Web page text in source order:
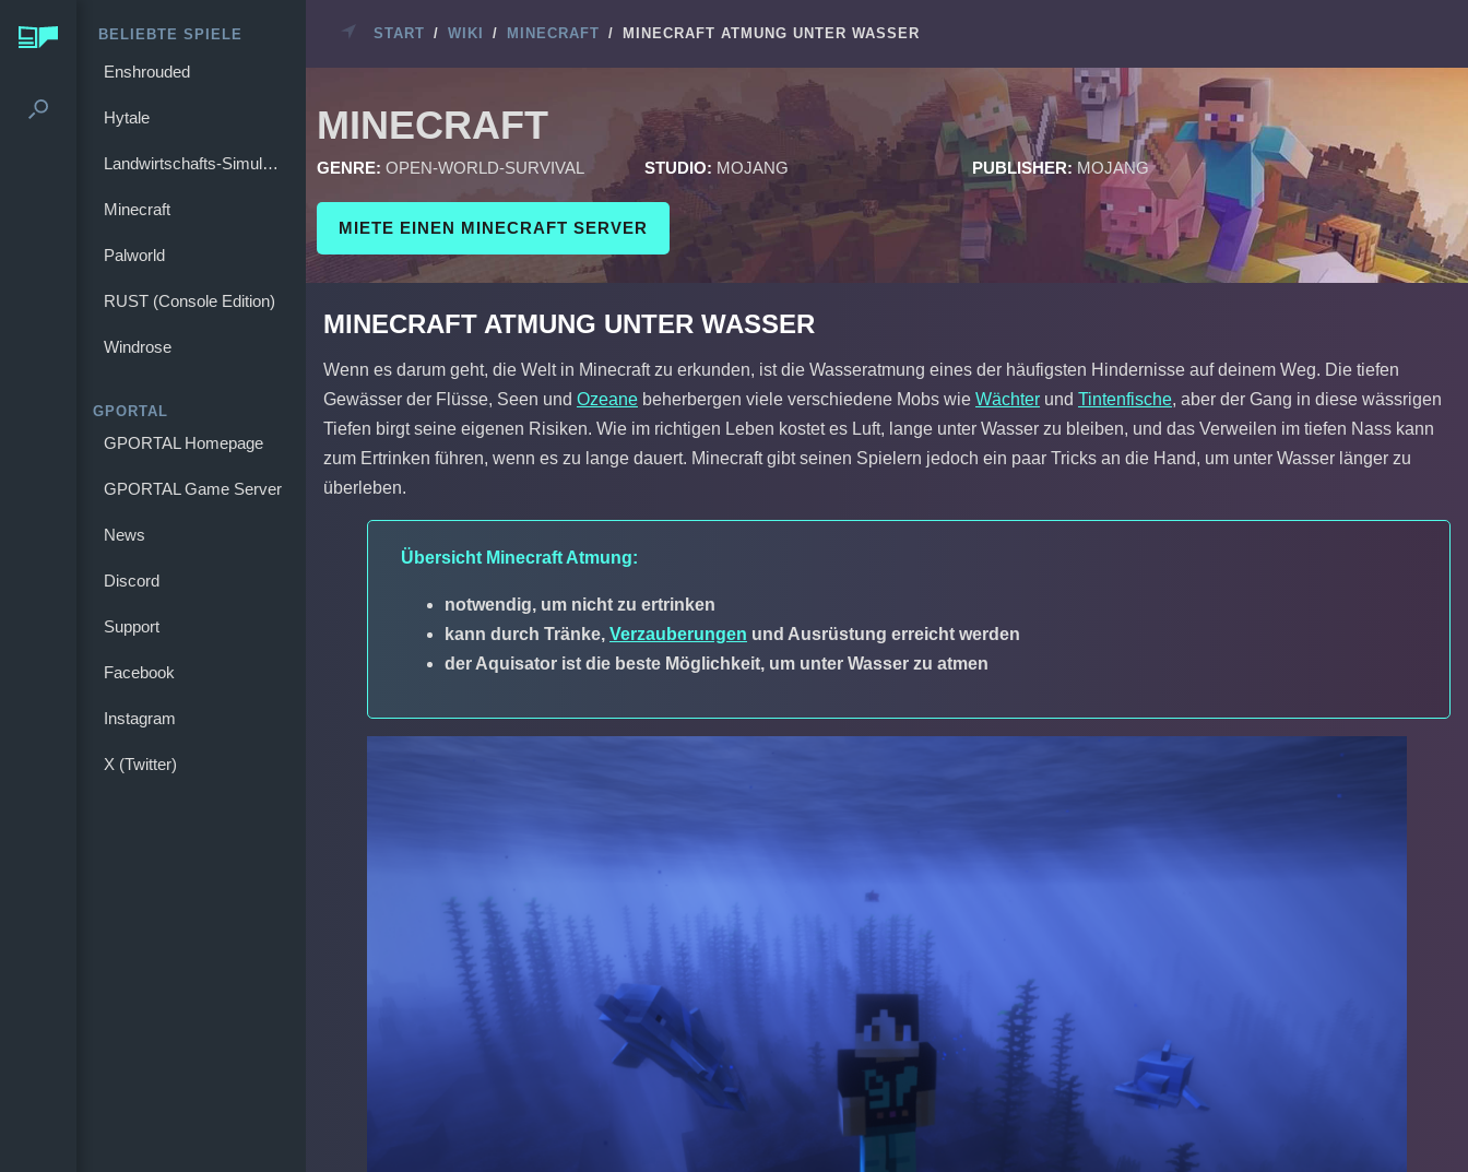
BELIEBTE SPIELE
Enshrouded
Hytale
Landwirtschafts-Simulator 25
Minecraft
Palworld
RUST (Console Edition)
Windrose
GPORTAL
GPORTAL Homepage
GPORTAL Game Server
News
Discord
Support
Facebook
Instagram
X (Twitter)
START / WIKI / MINECRAFT / MINECRAFT ATMUNG UNTER WASSER
MINECRAFT
GENRE: OPEN-WORLD-SURVIVAL STUDIO: MOJANG PUBLISHER: MOJANG
MIETE EINEN MINECRAFT SERVER
MINECRAFT ATMUNG UNTER WASSER
Wenn es darum geht, die Welt in Minecraft zu erkunden, ist die Wasseratmung eines der häufigsten Hindernisse auf deinem Weg. Die tiefen
Gewässer der Flüsse, Seen und Ozeane beherbergen viele verschiedene Mobs wie Wächter und Tintenfische, aber der Gang in diese wässrigen
Tiefen birgt seine eigenen Risiken. Wie im richtigen Leben kostet es Luft, lange unter Wasser zu bleiben, und das Verweilen im tiefen Nass kann
zum Ertrinken führen, wenn es zu lange dauert. Minecraft gibt seinen Spielern jedoch ein paar Tricks an die Hand, um unter Wasser länger zu
überleben.
Übersicht Minecraft Atmung:
notwendig, um nicht zu ertrinken
kann durch Tränke, Verzauberungen und Ausrüstung erreicht werden
der Aquisator ist die beste Möglichkeit, um unter Wasser zu atmen